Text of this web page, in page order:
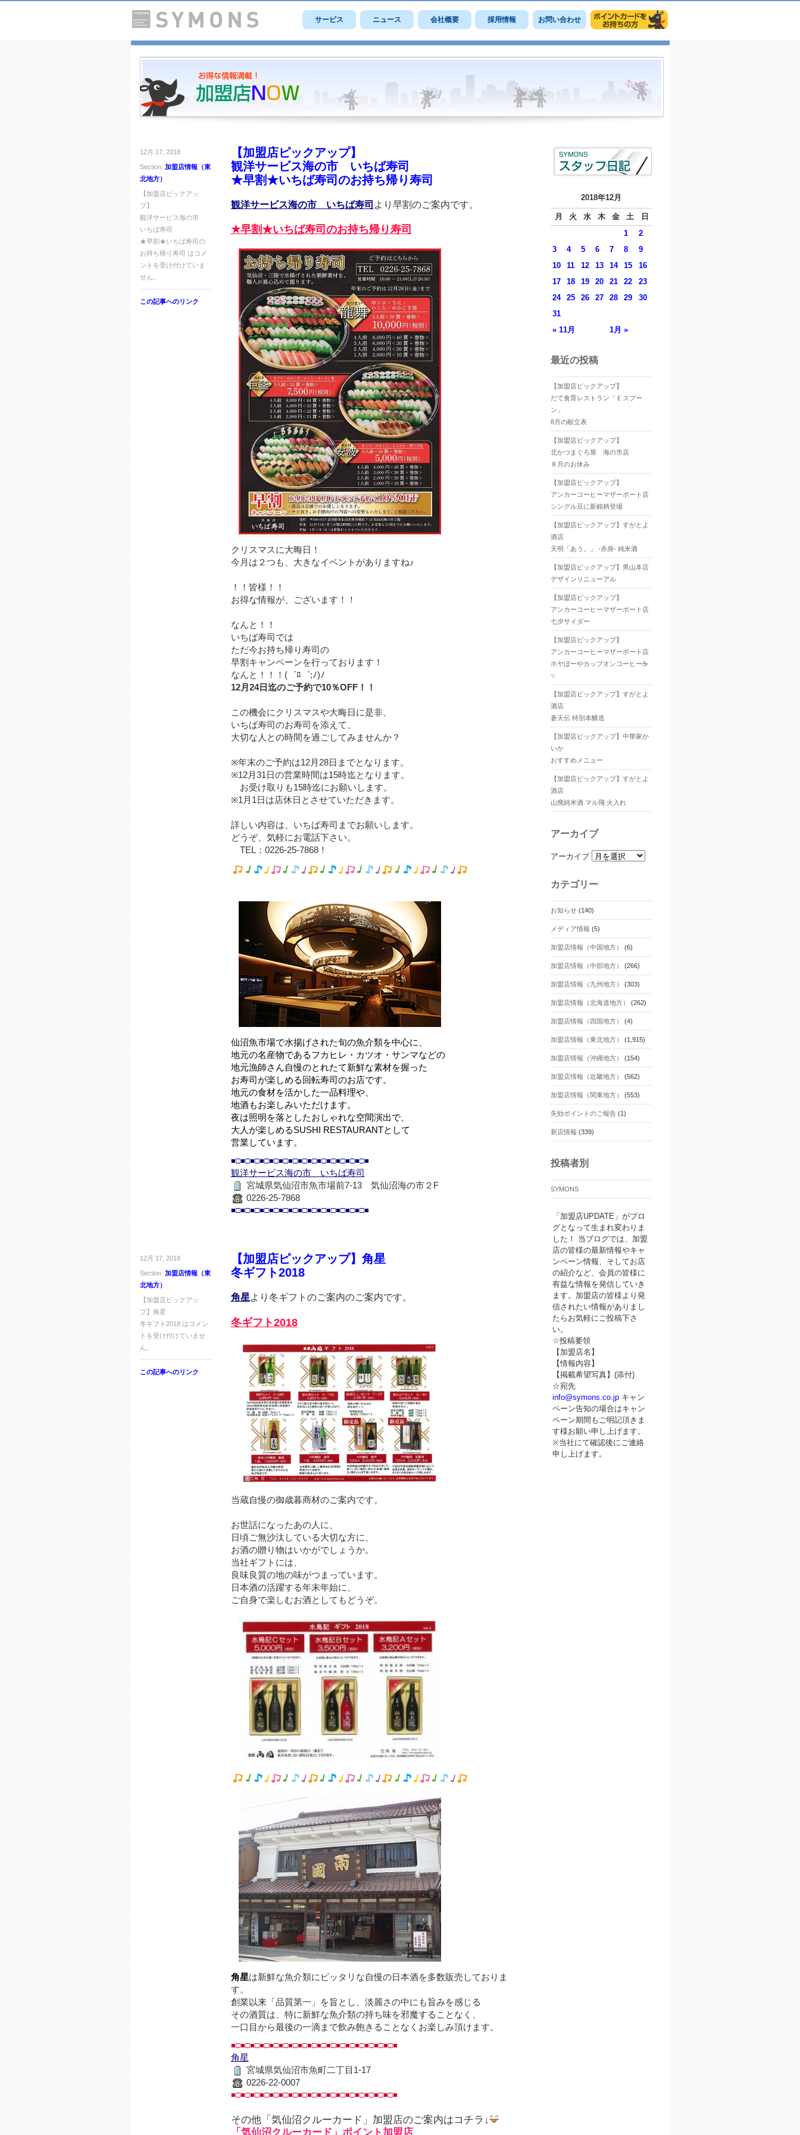
サービス ニュース 会社概要 採用情報 お問い合わせ
12月 17, 2018
Section: 加盟店情報（東
北地方）
【加盟店ピックアッ
プ】
観洋サービス海の市
いちば寿司
★早割★いちば寿司の
お持ち帰り寿司 は コメ
ントを受け付けていま
せん。
この記事へのリンク
【加盟店ピックアップ】
観洋サービス海の市 いちば寿司
★早割★いちば寿司のお持ち帰り寿司
観洋サービス海の市 いちば寿司 より早割のご案内です。
★早割★いちば寿司のお持ち帰り寿司
クリスマスに大晦日！
今月は２つも、大きなイベントがありますね♪
！！皆様！！
お得な情報が、ございます！！
なんと！！
いちば寿司では
ただ今お持ち帰り寿司の
早割キャンペーンを行っております！
なんと！！！(゜ﾛ゜;ﾉ)ﾉ
12月24日迄のご予約で10％OFF！！
この機会にクリスマスや大晦日に是非、
いちば寿司のお寿司を添えて、
大切な人との時間を過ごしてみませんか？
※年末のご予約は12月28日までとなります。
※12月31日の営業時間は15時迄となります。
お受け取りも15時迄にお願いします。
※1月1日は店休日とさせていただきます。
詳しい内容は、いちば寿司までお願いします。
どうぞ、気軽にお電話下さい。
TEL：0226-25-7868！
仙沼魚市場で水揚げされた旬の魚介類を中心に、
地元の名産物であるフカヒレ・カツオ・サンマなどの
地元漁師さん自慢のとれたて新鮮な素材を握った
お寿司が楽しめる回転寿司のお店です。
地元の食材を活かした一品料理や、
地酒もお楽しみいただけます。
夜は照明を落としたおしゃれな空間演出で、
大人が楽しめるSUSHI RESTAURANTとして
営業しています。
■□■□■□■□■□■□■□■□■□■□■□■□■□■□■
観洋サービス海の市 いちば寿司
宮城県気仙沼市魚市場前7-13 気仙沼海の市２F
0226-25-7868
■□■□■□■□■□■□■□■□■□■□■□■□■□■□■
12月 17, 2018
Section: 加盟店情報（東
北地方）
【加盟店ピックアッ
プ】角星
冬ギフト2018 は コメン
トを受け付けていませ
ん。
この記事へのリンク
【加盟店ピックアップ】角星
冬ギフト2018
角星より冬ギフトのご案内のご案内です。
冬ギフト2018
当蔵自慢の御歳暮商材のご案内です。
お世話になったあの人に、
日頃ご無沙汰している大切な方に、
お酒の贈り物はいかがでしょうか。
当社ギフトには、
良味良質の地の味がつまっています。
日本酒の活躍する年末年始に、
ご自身で楽しむお酒としてもどうぞ。
角星は新鮮な魚介類にピッタリな自慢の日本酒を多数販売しておりま
す。
創業以来「品質第一」を旨とし、淡麗さの中にも旨みを感じる
その酒質は、特に新鮮な魚介類の持ち味を邪魔することなく、
一口目から最後の一滴まで飲み飽きることなくお楽しみ頂けます。
■□■□■□■□■□■□■□■□■□■□■□■□■□■□■□■□■□■
角星
宮城県気仙沼市魚町二丁目1-17
0226-22-0007
■□■□■□■□■□■□■□■□■□■□■□■□■□■□■□■□■□■
その他「気仙沼クルーカード」加盟店のご案内はコチラ↓
「気仙沼クルーカード」ポイント加盟店
2018年12月
月 火 水 木 金 土 日
« 11月 1月 »
1
2
3
4 5 6 7 8
9
10
11 12 13 14 15
16
17
18 19 20 21 22
23
24
25 26 27 28 29
30
31
最近の投稿
【加盟店ピックアップ】
だて食育レストラン「Ｅスプー
ン」
8月の献立表
【加盟店ピックアップ】
北かつまぐろ屋 海の市店
８月のお休み
【加盟店ピックアップ】
アンカーコーヒーマザーポート店
シングル豆に新銘柄登場
【加盟店ピックアップ】すがとよ
酒店
天明「あう。」 -赤身- 純米酒
【加盟店ピックアップ】男山本店
デザインリニューアル
【加盟店ピックアップ】
アンカーコーヒーマザーポート店
七夕サイダー
【加盟店ピックアップ】
アンカーコーヒーマザーポート店
ホヤぼーやカップオンコーヒー☕
✨
【加盟店ピックアップ】すがとよ
酒店
蒼天伝 特別本醸造
【加盟店ピックアップ】中華家か
いか
おすすめメニュー
【加盟店ピックアップ】すがとよ
酒店
山廃純米酒 マル飛 火入れ
アーカイブ
アーカイブ
カテゴリー
お知らせ(140)
メディア情報 (5)
加盟店情報（中国地方） (6)
加盟店情報（中部地方） (266)
加盟店情報（九州地方） (303)
加盟店情報（北海道地方） (262)
加盟店情報（四国地方） (4)
加盟店情報（東北地方） (1,915)
加盟店情報（沖縄地方） (154)
加盟店情報（近畿地方） (562)
加盟店情報（関東地方） (553)
失効ポイントのご報告(1)
新店情報 (339)
投稿者別
SYMONS
「加盟店UPDATE」がブロ
グとなって生まれ変わりま
した！ 当ブログでは、加盟
店の皆様の最新情報やキャ
ンペーン情報、そしてお店
の紹介など、会員の皆様に
有益な情報を発信していき
ます。加盟店の皆様より発
信されたい情報がありまし
たらお気軽にご投稿下さ
い。
☆投稿要領
【加盟店名】
【情報内容】
【掲載希望写真】(添付)
☆宛先
info@symons.co.jpキャン
ペーン告知の場合はキャン
ペーン期間もご明記頂きま
す様お願い申し上げます。
※当社にて確認後にご連絡
申し上げます。